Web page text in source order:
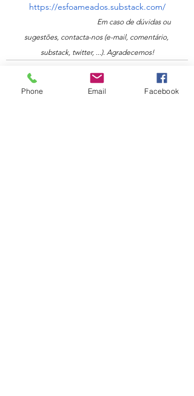
https://esfoameados.substack.com/
Em caso de dúvidas ou
sugestões, contacta-nos (e-mail, comentário,
substack, twitter, ...). Agradecemos!
Phone Email Facebook